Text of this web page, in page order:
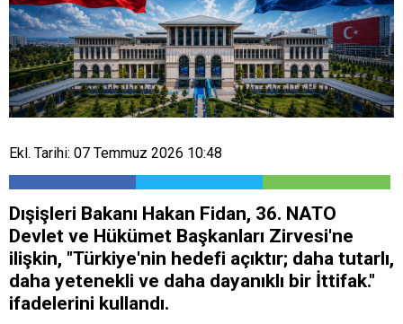
Ekl. Tarihi: 07 Temmuz 2026 10:48
Dışişleri Bakanı Hakan Fidan, 36.⁠ ⁠NATO
Devlet ve Hükümet Başkanları Zirvesi'ne
ilişkin, "Türkiye'nin hedefi açıktır; daha tutarlı,
daha yetenekli ve daha dayanıklı bir İttifak."
ifadelerini kullandı.